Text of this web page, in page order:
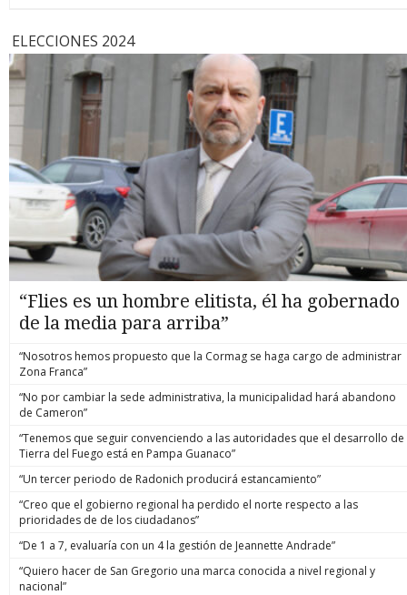
ELECCIONES 2024
“Flies es un hombre elitista, él ha gobernado
de la media para arriba”
“Nosotros hemos propuesto que la Cormag se haga cargo de administrar
Zona Franca”
“No por cambiar la sede administrativa, la municipalidad hará abandono
de Cameron”
“Tenemos que seguir convenciendo a las autoridades que el desarrollo de
Tierra del Fuego está en Pampa Guanaco”
“Un tercer periodo de Radonich producirá estancamiento”
“Creo que el gobierno regional ha perdido el norte respecto a las
prioridades de de los ciudadanos”
“De 1 a 7, evaluaría con un 4 la gestión de Jeannette Andrade”
“Quiero hacer de San Gregorio una marca conocida a nivel regional y
nacional”